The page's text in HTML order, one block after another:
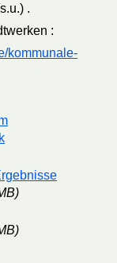
.
:
kommunale-